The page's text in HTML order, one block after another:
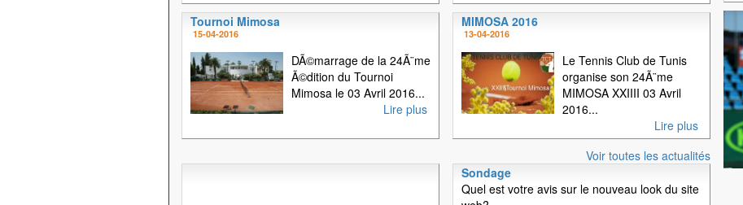
Tournoi Mimosa
15-04-2016
DÃ©marrage de la 24Ã¨me
Ã©dition du Tournoi
Mimosa le 03 Avril 2016...
Lire plus
MIMOSA 2016
13-04-2016
Le Tennis Club de Tunis
organise son 24Ã¨me
MIMOSA XXIIII 03 Avril
2016...
Lire plus
Voir toutes les actualités
Sondage
Quel est votre avis sur le nouveau look du site